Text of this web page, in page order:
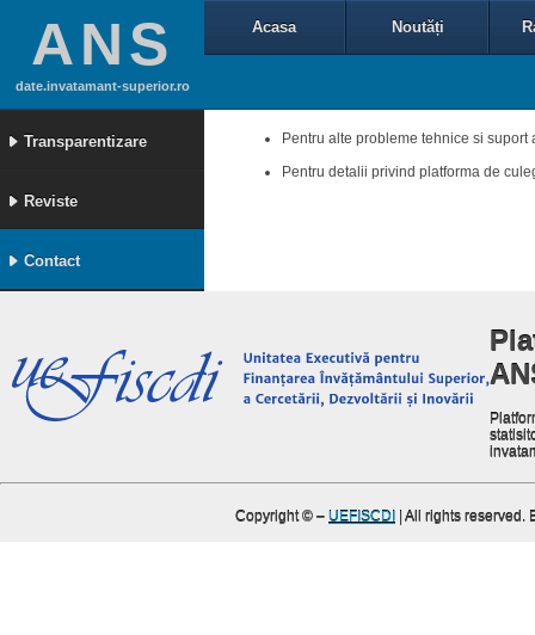
ANS
date.invatamant-superior.ro
Transparentizare
Reviste
Contact
Acasa Noutăți
Pentru alte probleme tehnice si
Pentru detalii privind platforma de
Copyright © – UEFISCDI | All rights